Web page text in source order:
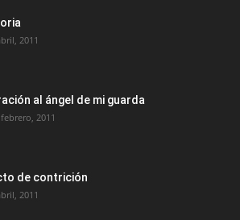
2011
al ángel de mi guarda
2011
de contrición
2011